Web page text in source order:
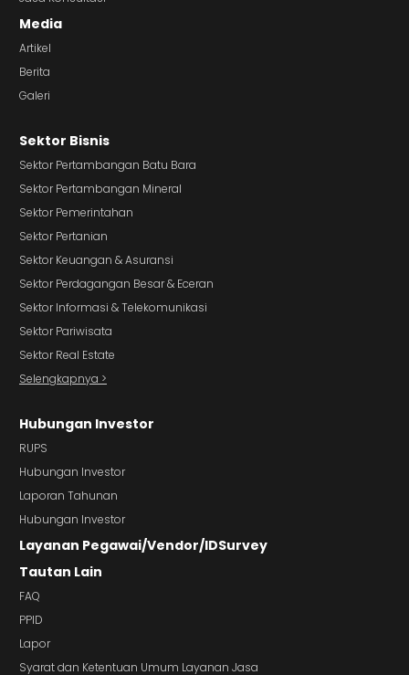
Media
Artikel
Berita
Galeri
Sektor Bisnis
Sektor Pertambangan Batu Bara
Sektor Pertambangan Mineral
Sektor Pemerintahan
Sektor Pertanian
Sektor Keuangan & Asuransi
Sektor Perdagangan Besar & Eceran
Sektor Informasi & Telekomunikasi
Sektor Pariwisata
Sektor Real Estate
Selengkapnya >
Hubungan Investor
RUPS
Hubungan Investor
Laporan Tahunan
Hubungan Investor
Layanan Pegawai/Vendor/IDSurvey
Tautan Lain
FAQ
PPID
Lapor
Syarat dan Ketentuan Umum Layanan Jasa